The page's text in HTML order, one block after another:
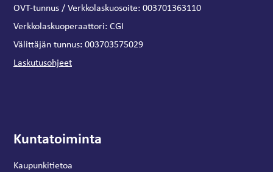
OVT-tunnus / Verkkolaskuosoite: 003701363110
Verkkolaskuoperaattori: CGI
Välittäjän tunnus:003703575029
Laskutusohjeet
Kuntatoiminta
Kaupunkitietoa